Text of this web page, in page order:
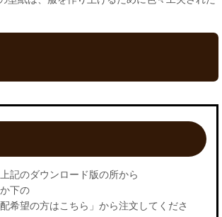
記のダウンロード版の所から
下の
希望の方はこちら」から注文してくださ